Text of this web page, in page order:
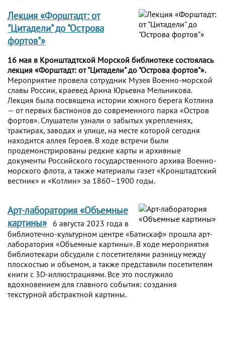
Лекция «Форштадт: от
"Цитадели" до "Острова
фортов"»
16 мая в Кронштадтской Морской библиотеке состоялась
лекция «Форштадт: от "Цитадели" до "Острова фортов"».
Мероприятие провела сотрудник Музея Военно-морской
славы России, краевед Арина Юрьевна Мельникова.
Лекция была посвящена истории южного берега Котлина
— от первых бастионов до современного парка «Остров
фортов». Слушатели узнали о забытых укреплениях,
трактирах, заводах и улице, на месте которой сегодня
находится аллея Героев. В ходе встречи были
продемонстрированы редкие карты и архивные
документы Российского государственного архива Военно-
морского флота, а также материалы газет «Кронштадтский
вестник» и «Котлин» за 1860–1900 годы.
Арт-лаборатория «Объемные
картины»
6 августа 2023 года в
библиотечно-культурном центре «Батискаф» прошла арт-
лаборатория «Объемные картины». В ходе мероприятия
библиотекари обсудили с посетителями разницу между
плоскостью и объемом, а также представили посетителям
книги с 3D-иллюстрациями. Все это послужило
вдохновением для главного события: создания
текстурной абстрактной картины.